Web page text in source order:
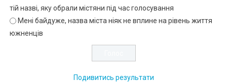
тій назві, яку обрали містяни під час голосування
Мені байдуже, назва міста ніяк не вплине на рівень життя
южненців
Подивитись результати